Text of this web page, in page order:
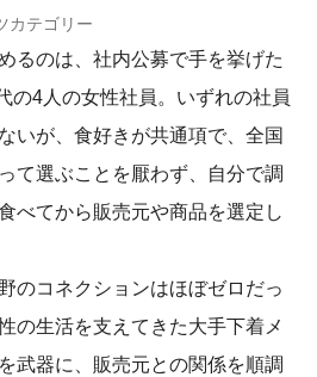
カテゴリー
るのは、社内公募で手を挙げた
の4人の女性社員。いずれの社員
いが、食好きが共通項で、全国
て選ぶことを厭わず、自分で調
べてから販売元や商品を選定し
のコネクションはほぼゼロだっ
の生活を支えてきた大手下着メ
武器に、販売元との関係を順調